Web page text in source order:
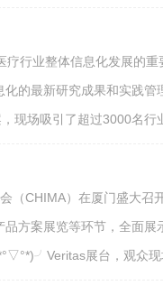
行业整体信息化发展的
的最新研究成果和实践
现场吸引了超过3000名
CHIMA）在厦门盛大召
方案展览等环节，全面
展台，观众